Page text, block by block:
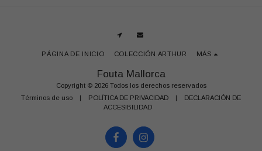
Fouta Mallorca
Copyright © 2026 Todos los derechos reservados
Términos de uso | POLÍTICA DE PRIVACIDAD | DECLARACIÓN DE
ACCESIBILIDAD
PÁGINA DE INICIO COLECCIÓN ARTHUR MÁS